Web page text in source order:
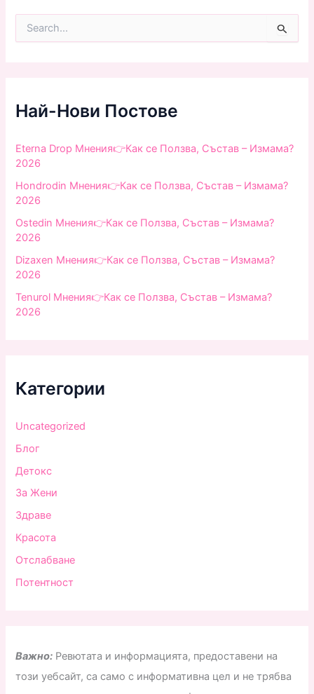
f
o
:
Най-Нови Постове
Eterna Drop Мнения👉Как се Ползва, Състав – Измама?
2026
Hondrodin Мнения👉Как се Ползва, Състав – Измама?
2026
Ostedin Мнения👉Как се Ползва, Състав – Измама?
2026
Dizaxen Мнения👉Как се Ползва, Състав – Измама?
2026
Tenurol Мнения👉Как се Ползва, Състав – Измама?
2026
Категории
Uncategorized
Блог
Детокс
За Жени
Здраве
Красота
Отслабване
Потентност
Важно: Ревютата и информацията, предоставени на
този уебсайт, са само с информативна цел и не трябва